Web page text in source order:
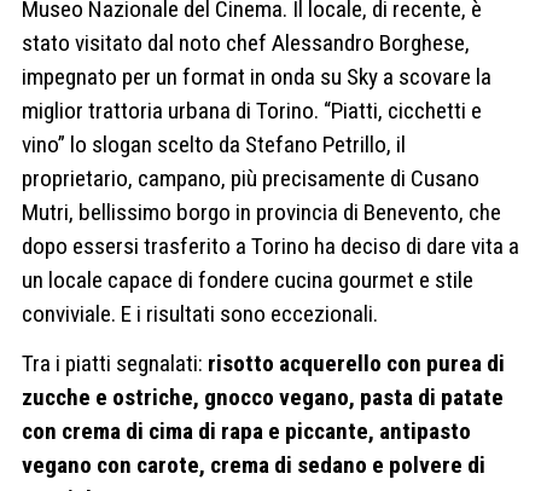
Museo Nazionale del Cinema. Il locale, di recente, è
stato visitato dal noto chef Alessandro Borghese,
impegnato per un format in onda su Sky a scovare la
miglior trattoria urbana di Torino. “Piatti, cicchetti e
vino” lo slogan scelto da Stefano Petrillo, il
proprietario, campano, più precisamente di Cusano
Mutri, bellissimo borgo in provincia di Benevento, che
dopo essersi trasferito a Torino ha deciso di dare vita a
un locale capace di fondere cucina gourmet e stile
conviviale. E i risultati sono eccezionali.
Tra i piatti segnalati: risotto acquerello con purea di
zucche e ostriche, gnocco vegano, pasta di patate
con crema di cima di rapa e piccante, antipasto
vegano con carote, crema di sedano e polvere di